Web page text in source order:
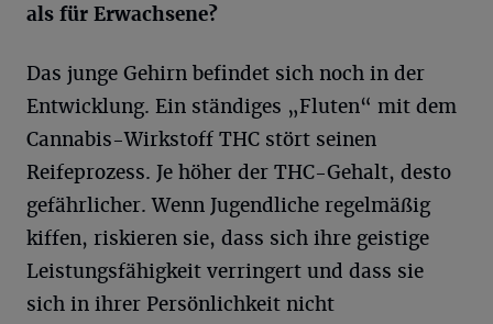
als für Erwachsene?
Das junge Gehirn befindet sich noch in der
Entwicklung. Ein ständiges „Fluten“ mit dem
Cannabis-Wirkstoff THC stört seinen
Reifeprozess. Je höher der THC-Gehalt, desto
gefährlicher. Wenn Jugendliche regelmäßig
kiffen, riskieren sie, dass sich ihre geistige
Leistungsfähigkeit verringert und dass sie
sich in ihrer Persönlichkeit nicht